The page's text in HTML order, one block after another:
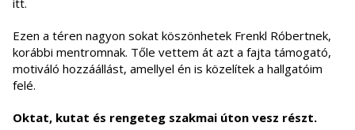
itt.
Ezen a téren nagyon sokat köszönhetek Frenkl Róbertnek,
korábbi mentromnak. Tőle vettem át azt a fajta támogató,
motiváló hozzáállást, amellyel én is közelítek a hallgatóim
felé.
Oktat, kutat és rengeteg szakmai úton vesz részt.